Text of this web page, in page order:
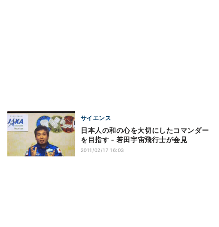
サイエンス
日本人の和の心を大切にしたコマンダー
を目指す - 若田宇宙飛行士が会見
2011/02/17 16:03